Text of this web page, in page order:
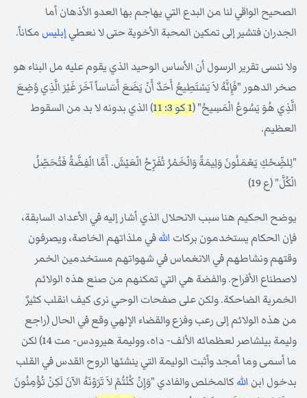
الصحيح الواقي لنا من البدع التي يهاجم بها العدو الأذهان أما
الجدران فتشير إلى تمكين المحبة الأخوية حتى لا نعطيإبليس مكاناً.
ولا ننسى تقرير الرسول أن الأساس الوحيد الذي يقوم عليه مل البناء هو
صخر الدهور "فَإِنَّهُ لاَ يَسْتَطِيعُ أَحَدٌ أَنْ يَضَعَ أَسَاساً آخَرَ غَيْرَ الَّذِي وُضِعَ
الَّذِي هُوَ يَسُوعُ الْمَسِيحُ" (1 كو 3: 11
) الذي بدونه لا بد من السقوط
العظيم.
"لِلضِّحْكِ يَعْمَلُونَ وَلِيمَةً وَالْخَمْرُ تُفَرِّحُ الْعَيْشَ. أَمَّا الْفِضَّةُ فَتُحَصِّلُ
الْكُلَّ" (ع 19)
يوضح الحكيم هنا سبب الانحلال الذي أشار إليه في الأعداد السابقة،
فإن الحكام يستخدمون بركات اللهفي ملذاتهم الخاصة، ويصرفون
وقتهم ونشاطهم في الانغماس في شهواتهم مستخدمين الخمر
لاصطناع الأفراح. والفضة هي التي تمكنهم من صنع هذه الولائم
الخمرية الضاحكة. ولكن على صفحات الوحي نرى كيف انقلب كثيرٌ
من هذه الولائم إلى رعب وفزع والقضاء الإلهي وقع في الحال (راجع
وليمة بيلشاصر لعظمائه الألف- داه، ووليمة هيرودس- مت 14) لكن
ما أسمى وما أمجد وأثبت الوليمة التي ينشئها الروح القدس في القلب
بدخول ابن الله كالمخلص والفادي "وَإِنْ كُنْتُمْ لاَ تَرَوْنَهُ الآنَ لَكِنْ تُؤْمِنُونَ